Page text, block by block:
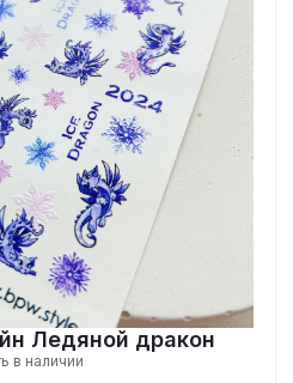
Ледяной дракон
в наличии